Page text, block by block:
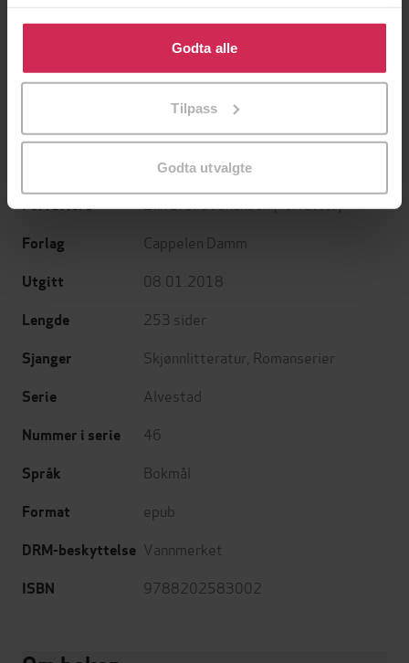
Klikk på «Godta alle» for å gi oss ditt samtykke til å
bruke cookies for alle disse formålene. Du kan også
tilpasse ditt samtykke til spesifikke formål ved å klikke
Godta alle
Tilpass
Godta utvalgte
Elin Brend Johansen
Elin Brend Johansen
Forfattere Elin Brend Johansen(forfatter)
Forlag Cappelen Damm
Utgitt 08.01.2018
Lengde 253 sider
Sjanger Skjønnlitteratur Romanserier
Serie Alvestad
Nummer i serie 46
Språk Bokmål
Format epub
DRM-beskyttelse Vannmerket
ISBN 9788202583002